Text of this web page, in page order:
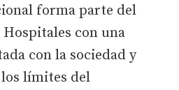
forma parte del
con una
con la sociedad y
límites del